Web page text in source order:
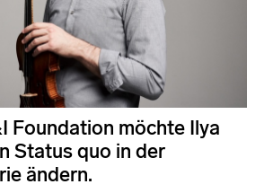
Foundation möchte Ilya
Status quo in der
ändern.